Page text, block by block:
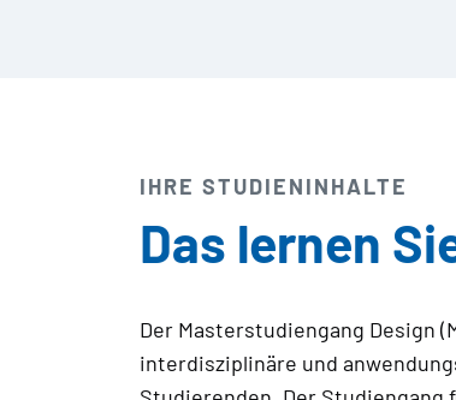
IHRE STUDIENINHALTE
Das lernen
Der Masterstudiengang Design
interdisziplinäre und